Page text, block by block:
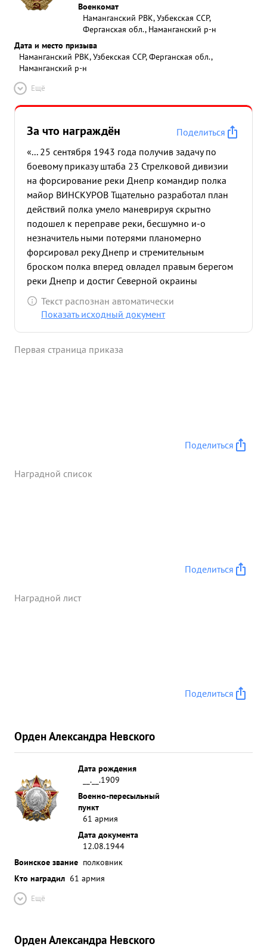
Военкомат
Наманганский РВК, Узбекская ССР,
Ферганская обл., Наманганский р-н
Дата и место призыва
Наманганский РВК, Узбекская ССР, Ферганская обл.,
Наманганский р-н
Ещё
За что награждён
Поделиться
«... 25 сентября 1943 года получив задачу по
боевому приказу штаба 23 Стрелковой дивизии
на форсирование реки Днепр командир полка
майор ВИНСКУРОВ Тщательно разработал план
действий полка умело маневрируя скрытно
подошел к переправе реки, бесшумно и-о
незначитель ными потерями планомерно
форсировал реку Днепр и стремительным
броском полка вперед овладел правым берегом
реки Днепр и достиг Северной окраины
населенного пункта Селище. Предпринятые
контратаки пехоты и танков противника
стойко удерживал захваченные рубежи
Текст распознан автоматически
Показать исходный документ
Первая страница приказа
Поделиться
Наградной список
Поделиться
Наградной лист
Поделиться
Орден Александра Невского
Дата рождения
__.__.1909
Военно-пересыльный
пункт
61 армия
Дата документа
12.08.1944
Воинское звание полковник
Кто наградил 61 армия
Ещё
Орден Александра Невского